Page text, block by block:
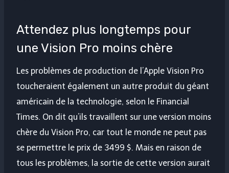
Attendez plus longtemps pour
une Vision Pro moins chère
Les problèmes de production de l’Apple Vision Pro
toucheraient également un autre produit du géant
américain de la technologie, selon le Financial
Times. On dit qu’ils travaillent sur une version moins
chère du Vision Pro, car tout le monde ne peut pas
se permettre le prix de 3499 $. Mais en raison de
tous les problèmes, la sortie de cette version aurait